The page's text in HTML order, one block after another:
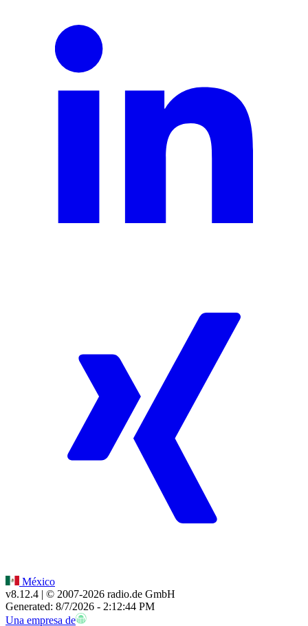
México
v8.12.4 | © 2007-2026 radio.de GmbH
Generated: 8/7/2026 - 2:12:44 PM
Una empresa de